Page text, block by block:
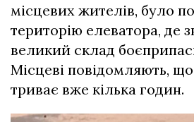
місцевих жителів, було
територію елеватора, де
великий склад
Місцеві повідомляють,
триває вже кілька годин.